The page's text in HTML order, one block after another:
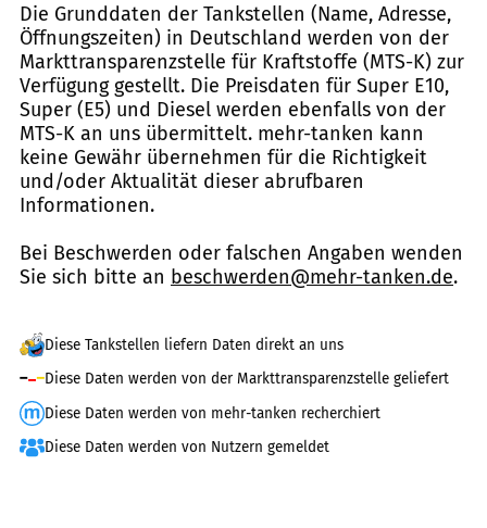
Die Grunddaten der Tankstellen (Name, Adresse,
Öffnungszeiten) in Deutschland werden von der
Markttransparenzstelle für Kraftstoffe (MTS-K) zur
Verfügung gestellt. Die Preisdaten für Super E10,
Super (E5) und Diesel werden ebenfalls von der
MTS-K an uns übermittelt. mehr-tanken kann
keine Gewähr übernehmen für die Richtigkeit
und/oder Aktualität dieser abrufbaren
Informationen.
Bei Beschwerden oder falschen Angaben wenden
Sie sich bitte an beschwerden@mehr-tanken.de.
Diese Tankstellen liefern Daten direkt an uns
Diese Daten werden von der Markttransparenzstelle geliefert
Diese Daten werden von mehr-tanken recherchiert
Diese Daten werden von Nutzern gemeldet